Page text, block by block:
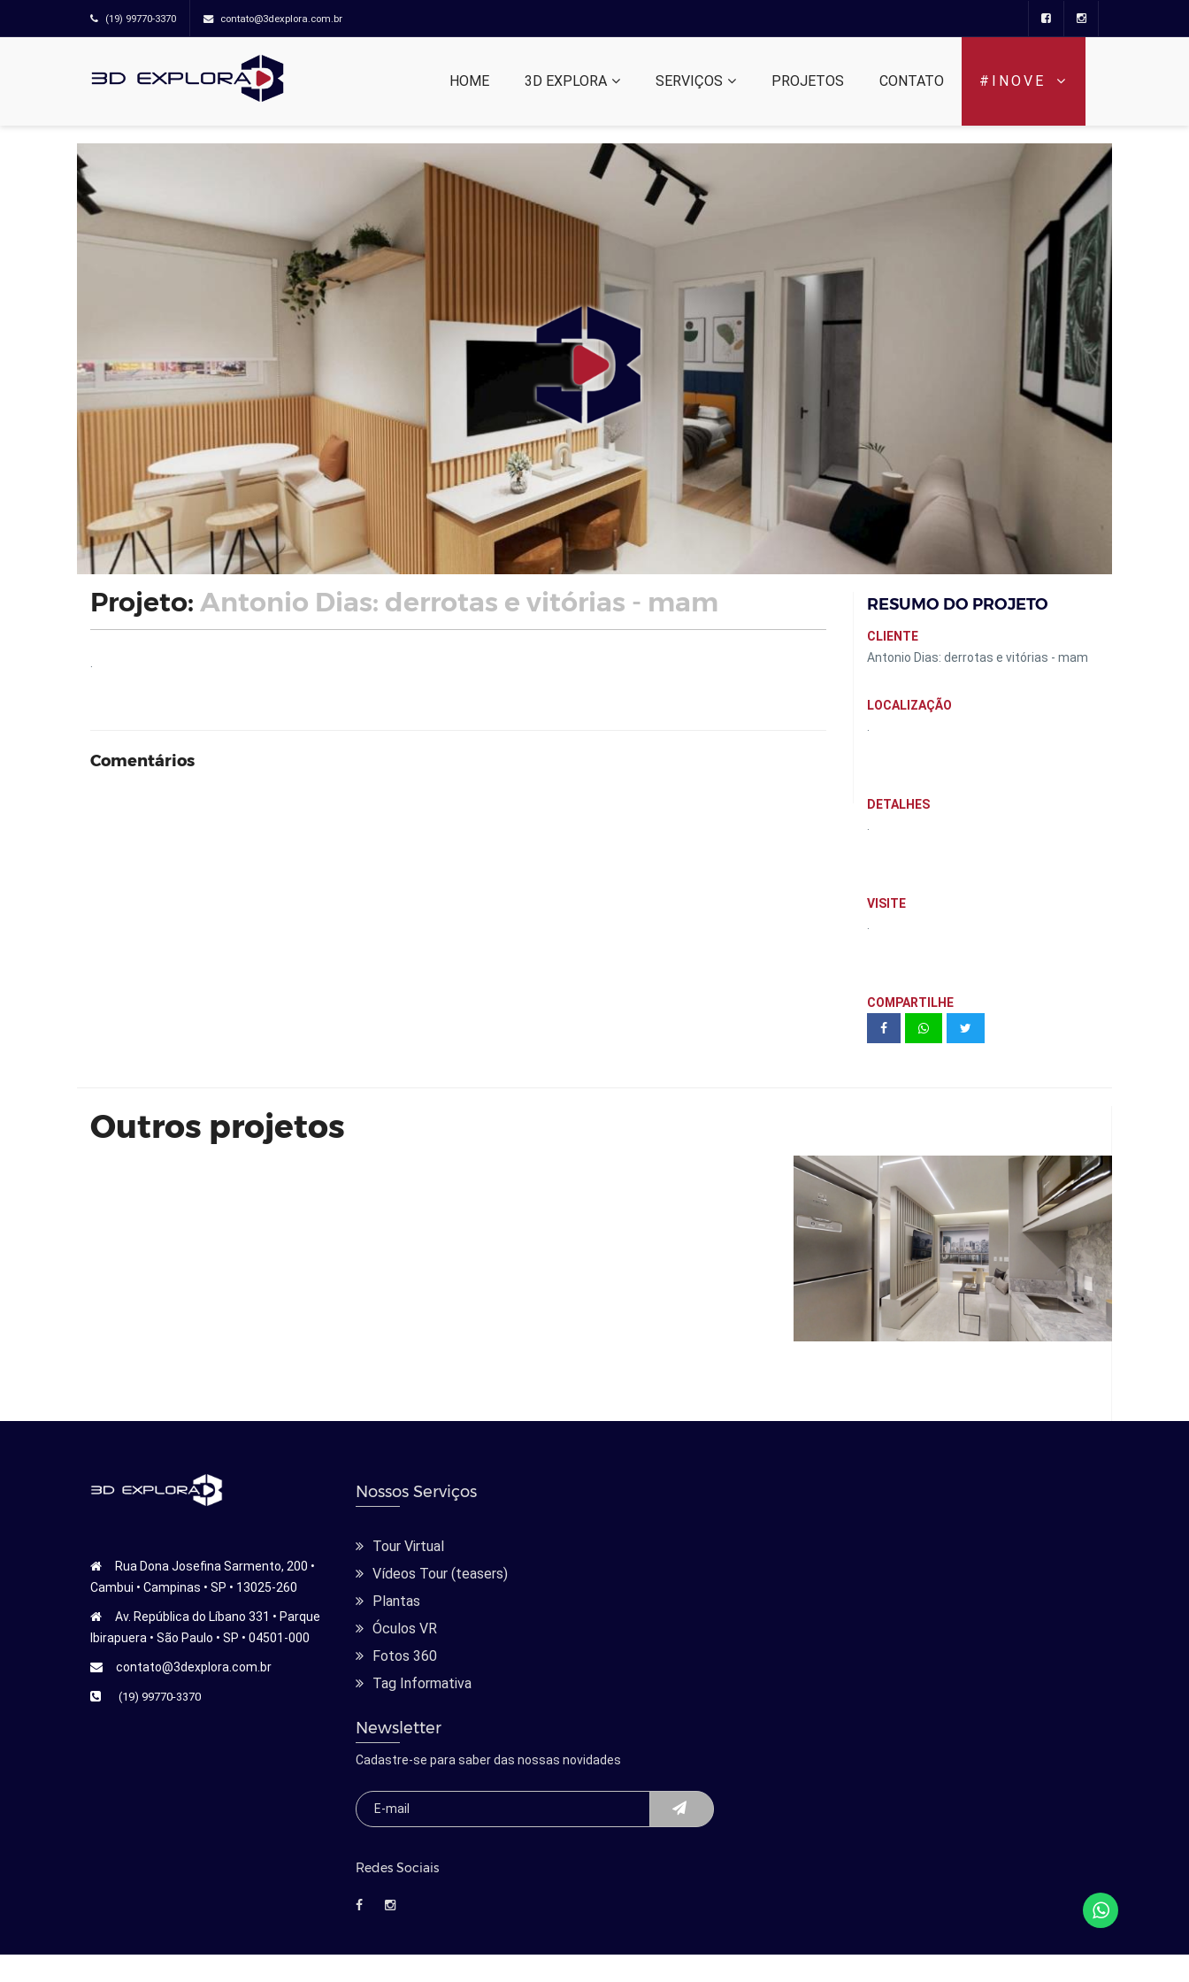
(19) 99770-3370 contato@3dexplora.com.br
HOME 3D EXPLORA SERVIÇOS PROJETOS CONTATO #INOVE
Projeto: Antonio Dias: derrotas e vitórias - mam
Comentários
RESUMO DO PROJETO
CLIENTE
Antonio Dias: derrotas e vitórias - mam
LOCALIZAÇÃO
DETALHES
VISITE
COMPARTILHE
Outros projetos
WAVE 33m² - Santa Cecilia | Exkalla
Rua Dona Josefina Sarmento, 200 •
Cambui • Campinas • SP • 13025-260
Av. República do Líbano 331 • Parque
Ibirapuera • São Paulo • SP • 04501-000
contato@3dexplora.com.br
(19) 99770-3370
Nossos Serviços
Tour Virtual
Vídeos Tour (teasers)
Plantas
Óculos VR
Fotos 360
Tag Informativa
Newsletter
Cadastre-se para saber das nossas novidades
Redes Sociais